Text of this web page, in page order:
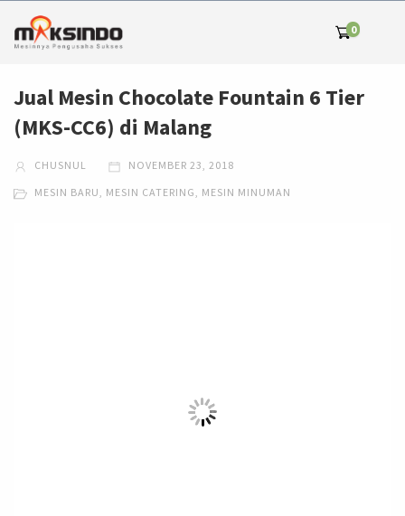
0
Jual Mesin Chocolate Fountain 6 Tier
(MKS-CC6) di Malang
CHUSNUL NOVEMBER 23, 2018
MESIN BARU, MESIN CATERING, MESIN MINUMAN